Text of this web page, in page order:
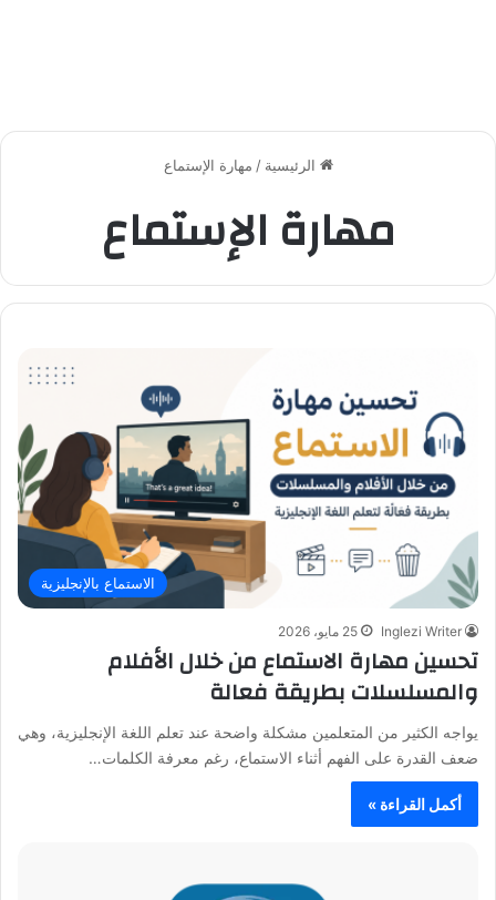
الرئيسية / مهارة الإستماع
مهارة الإستماع
الاستماع بالإنجليزية
Inglezi Writer 25 مايو، 2026
تحسين مهارة الاستماع من خلال الأفلام
والمسلسلات بطريقة فعالة
يواجه الكثير من المتعلمين مشكلة واضحة عند تعلم اللغة الإنجليزية، وهي
ضعف القدرة على الفهم أثناء الاستماع، رغم معرفة الكلمات…
أكمل القراءة »